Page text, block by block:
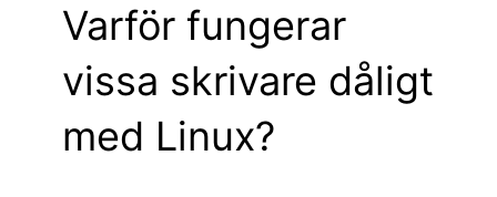
Varför fungerar
vissa skrivare dåligt
med Linux?